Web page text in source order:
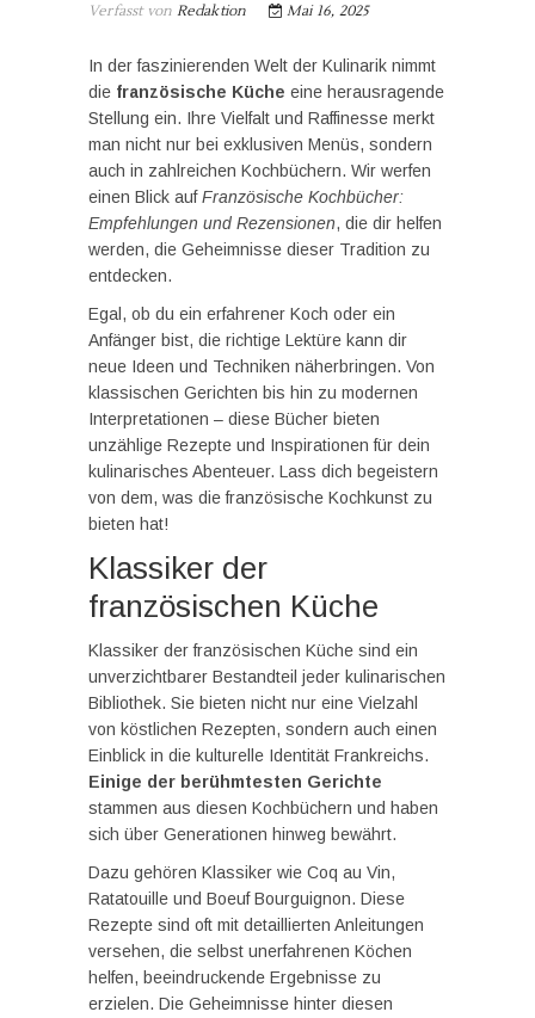
Verfasst von Redaktion Mai 16, 2025
In der faszinierenden Welt der Kulinarik nimmt
die französische Küche eine herausragende
Stellung ein. Ihre Vielfalt und Raffinesse merkt
man nicht nur bei exklusiven Menüs, sondern
auch in zahlreichen Kochbüchern. Wir werfen
einen Blick aufFranzösische Kochbücher:
Empfehlungen und Rezensionen, die dir helfen
werden, die Geheimnisse dieser Tradition zu
entdecken.
Egal, ob du ein erfahrener Koch oder ein
Anfänger bist, die richtige Lektüre kann dir
neue Ideen und Techniken näherbringen. Von
klassischen Gerichten bis hin zu modernen
Interpretationen – diese Bücher bieten
unzählige Rezepte und Inspirationen für dein
kulinarisches Abenteuer. Lass dich begeistern
von dem, was die französische Kochkunst zu
bieten hat!
Klassiker der
französischen Küche
Klassiker der französischen Küche sind ein
unverzichtbarer Bestandteil jeder kulinarischen
Bibliothek. Sie bieten nicht nur eine Vielzahl
von köstlichen Rezepten, sondern auch einen
Einblick in die kulturelle Identität Frankreichs.
Einige der berühmtesten Gerichte
stammen aus diesen Kochbüchern und haben
sich über Generationen hinweg bewährt.
Dazu gehören Klassiker wie Coq au Vin,
Ratatouille und Boeuf Bourguignon. Diese
Rezepte sind oft mit detaillierten Anleitungen
versehen, die selbst unerfahrenen Köchen
helfen, beeindruckende Ergebnisse zu
erzielen. Die Geheimnisse hinter diesen